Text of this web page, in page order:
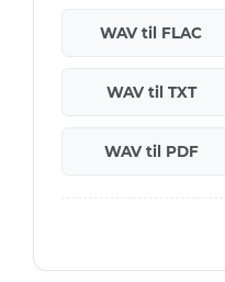
WAV til FLAC
WAV til TXT
WAV til PDF